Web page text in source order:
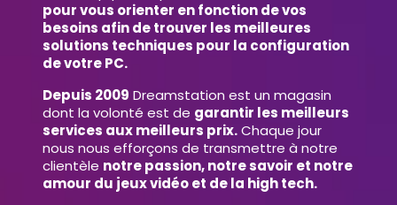
pour vous orienter en fonction de vos
besoins afin de trouver les meilleures
solutions techniques pour la configuration
de votre PC.
Depuis 2009 Dreamstation est un magasin
dont la volonté est de garantir les meilleurs
services aux meilleurs prix.Chaque jour
nous nous efforçons de transmettre à notre
clientèle notre passion, notre savoir et notre
amour du jeux vidéo et de la high tech.